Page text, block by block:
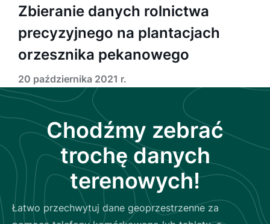
Zbieranie danych rolnictwa
precyzyjnego na plantacjach
orzesznika pekanowego
20 października 2021 r.
Chodźmy zebrać
trochę danych
terenowych!
Łatwo przechwytuj dane geoprzestrzenne za